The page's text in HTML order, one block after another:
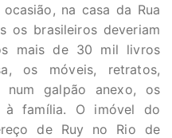
na casa da Rua
os brasileiros deveriam
mais de 30 mil livros
os móveis, retratos,
num galpão anexo, os
à família. O imóvel do
de Ruy no Rio de